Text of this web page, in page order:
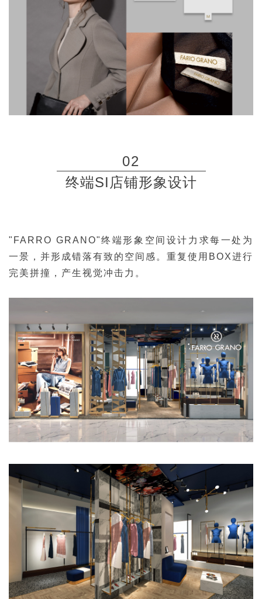
02
终端SI店铺形象设计
"FARRO GRANO"终端形象空间设计力求每一处为
一景， 并形成错落有致的空间感。 重复使用BOX进行
完美拼撞，产生视觉冲击力。